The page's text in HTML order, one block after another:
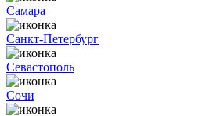
Самара
Санкт-Петербург
Севастополь
Сочи